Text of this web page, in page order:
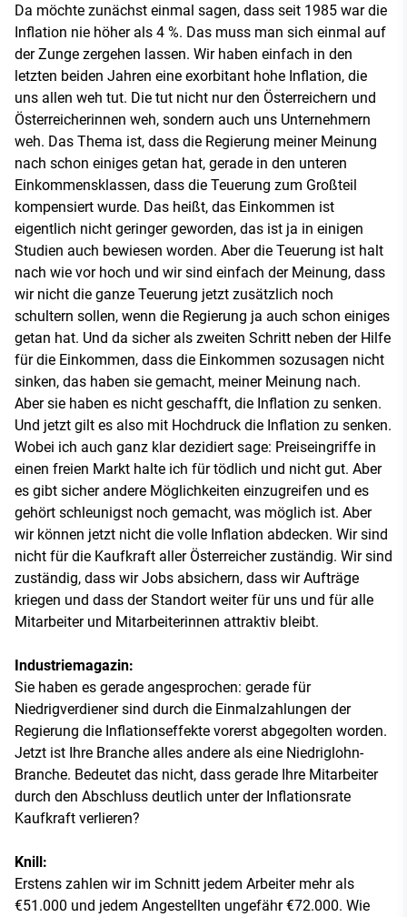
Da möchte zunächst einmal sagen, dass seit 1985 war die
Inflation nie höher als 4 %. Das muss man sich einmal auf
der Zunge zergehen lassen. Wir haben einfach in den
letzten beiden Jahren eine exorbitant hohe Inflation, die
uns allen weh tut. Die tut nicht nur den Österreichern und
Österreicherinnen weh, sondern auch uns Unternehmern
weh. Das Thema ist, dass die Regierung meiner Meinung
nach schon einiges getan hat, gerade in den unteren
Einkommensklassen, dass die Teuerung zum Großteil
kompensiert wurde. Das heißt, das Einkommen ist
eigentlich nicht geringer geworden, das ist ja in einigen
Studien auch bewiesen worden. Aber die Teuerung ist halt
nach wie vor hoch und wir sind einfach der Meinung, dass
wir nicht die ganze Teuerung jetzt zusätzlich noch
schultern sollen, wenn die Regierung ja auch schon einiges
getan hat. Und da sicher als zweiten Schritt neben der Hilfe
für die Einkommen, dass die Einkommen sozusagen nicht
sinken, das haben sie gemacht, meiner Meinung nach.
Aber sie haben es nicht geschafft, die Inflation zu senken.
Und jetzt gilt es also mit Hochdruck die Inflation zu senken.
Wobei ich auch ganz klar dezidiert sage: Preiseingriffe in
einen freien Markt halte ich für tödlich und nicht gut. Aber
es gibt sicher andere Möglichkeiten einzugreifen und es
gehört schleunigst noch gemacht, was möglich ist. Aber
wir können jetzt nicht die volle Inflation abdecken. Wir sind
nicht für die Kaufkraft aller Österreicher zuständig. Wir sind
zuständig, dass wir Jobs absichern, dass wir Aufträge
kriegen und dass der Standort weiter für uns und für alle
Mitarbeiter und Mitarbeiterinnen attraktiv bleibt.
Industriemagazin:
Sie haben es gerade angesprochen: gerade für
Niedrigverdiener sind durch die Einmalzahlungen der
Regierung die Inflationseffekte vorerst abgegolten worden.
Jetzt ist Ihre Branche alles andere als eine Niedriglohn-
Branche. Bedeutet das nicht, dass gerade Ihre Mitarbeiter
durch den Abschluss deutlich unter der Inflationsrate
Kaufkraft verlieren?
Knill:
Erstens zahlen wir im Schnitt jedem Arbeiter mehr als
€51.000 und jedem Angestellten ungefähr €72.000. Wie